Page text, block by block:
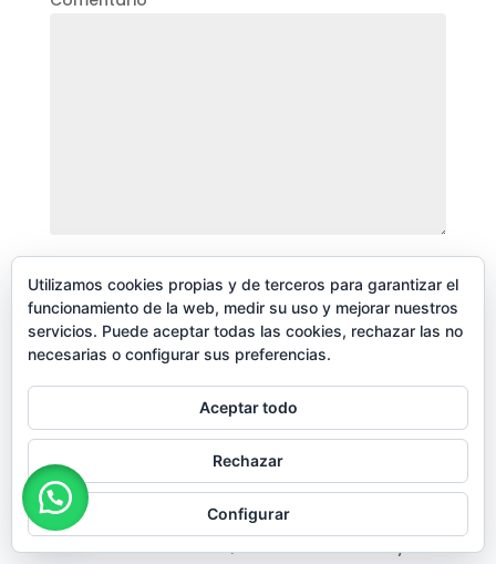
Correo electrónico*
Guarda mi nombre, correo electrónico y web
Haz una consulta médica en Comapri
Utilizamos cookies propias y de terceros para garantizar el
funcionamiento de la web, medir su uso y mejorar nuestros
servicios. Puede aceptar todas las cookies, rechazar las no
necesarias o configurar sus preferencias.
Aceptar todo
Rechazar
Configurar